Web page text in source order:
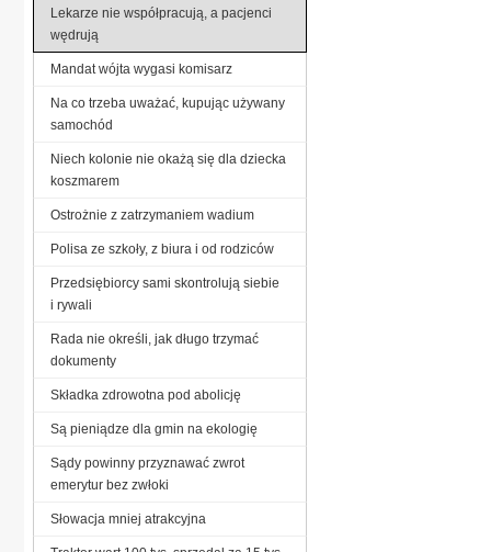
Lekarze nie współpracują, a pacjenci
wędrują
Mandat wójta wygasi komisarz
Na co trzeba uważać, kupując używany
samochód
Niech kolonie nie okażą się dla dziecka
koszmarem
Ostrożnie z zatrzymaniem wadium
Polisa ze szkoły, z biura i od rodziców
Przedsiębiorcy sami skontrolują siebie
i rywali
Rada nie określi, jak długo trzymać
dokumenty
Składka zdrowotna pod abolicję
Są pieniądze dla gmin na ekologię
Sądy powinny przyznawać zwrot
emerytur bez zwłoki
Słowacja mniej atrakcyjna